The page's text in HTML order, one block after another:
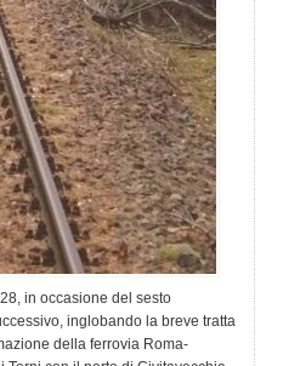
in occasione del sesto
inglobando la breve tratta
della ferrovia Roma-